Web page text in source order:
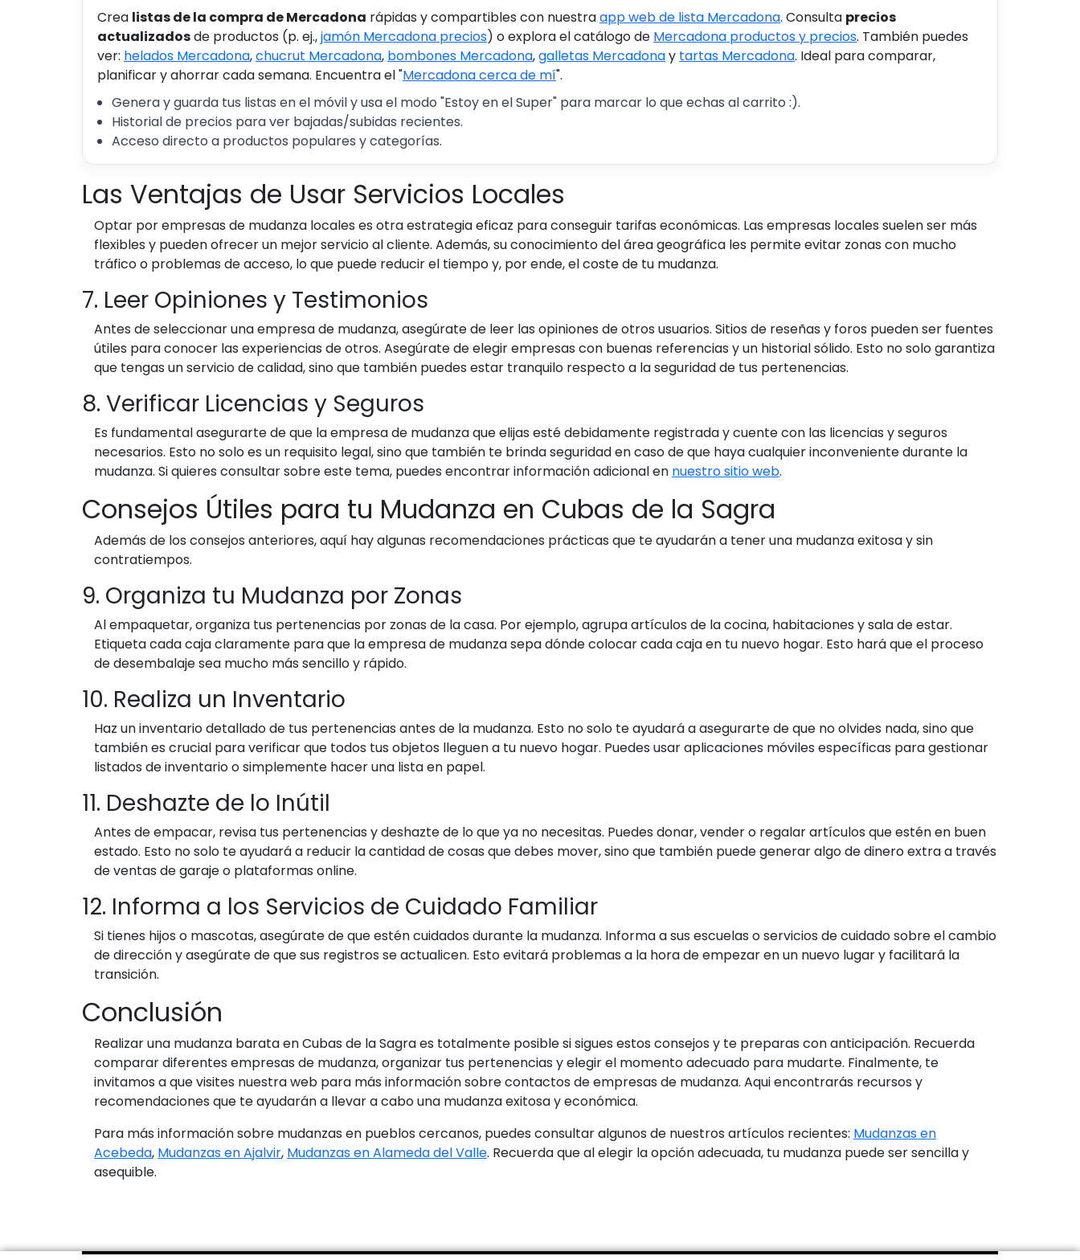
Crea listas de la compra de Mercadona rápidas y compartibles con nuestraapp web de lista Mercadona. Consulta precios
actualizadosde productos (p. ej.,jamón Mercadona precios) o explora el catálogo de Mercadona productos y precios. También puedes
ver: helados Mercadona,chucrut Mercadona, bombones Mercadona,galletas Mercadonay tartas Mercadona. Ideal para comparar,
planificar y ahorrar cada semana. Encuentra el "Mercadona cerca de mí".
Genera y guarda tus listas en el móvil y usa el modo "Estoy en el Super" para marcar lo que echas al carrito :).
Historial de precios para ver bajadas/subidas recientes.
Acceso directo a productos populares y categorías.
Las Ventajas de Usar Servicios Locales
Optar por empresas de mudanza locales es otra estrategia eficaz para conseguir tarifas económicas. Las empresas locales suelen ser más
flexibles y pueden ofrecer un mejor servicio al cliente. Además, su conocimiento del área geográfica les permite evitar zonas con mucho
tráfico o problemas de acceso, lo que puede reducir el tiempo y, por ende, el coste de tu mudanza.
7. Leer Opiniones y Testimonios
Antes de seleccionar una empresa de mudanza, asegúrate de leer las opiniones de otros usuarios. Sitios de reseñas y foros pueden ser fuentes
útiles para conocer las experiencias de otros. Asegúrate de elegir empresas con buenas referencias y un historial sólido. Esto no solo garantiza
que tengas un servicio de calidad, sino que también puedes estar tranquilo respecto a la seguridad de tus pertenencias.
8. Verificar Licencias y Seguros
Es fundamental asegurarte de que la empresa de mudanza que elijas esté debidamente registrada y cuente con las licencias y seguros
necesarios. Esto no solo es un requisito legal, sino que también te brinda seguridad en caso de que haya cualquier inconveniente durante la
mudanza. Si quieres consultar sobre este tema, puedes encontrar información adicional en nuestro sitio web.
Consejos Útiles para tu Mudanza en Cubas de la Sagra
Además de los consejos anteriores, aquí hay algunas recomendaciones prácticas que te ayudarán a tener una mudanza exitosa y sin
contratiempos.
9. Organiza tu Mudanza por Zonas
Al empaquetar, organiza tus pertenencias por zonas de la casa. Por ejemplo, agrupa artículos de la cocina, habitaciones y sala de estar.
Etiqueta cada caja claramente para que la empresa de mudanza sepa dónde colocar cada caja en tu nuevo hogar. Esto hará que el proceso
de desembalaje sea mucho más sencillo y rápido.
10. Realiza un Inventario
Haz un inventario detallado de tus pertenencias antes de la mudanza. Esto no solo te ayudará a asegurarte de que no olvides nada, sino que
también es crucial para verificar que todos tus objetos lleguen a tu nuevo hogar. Puedes usar aplicaciones móviles específicas para gestionar
listados de inventario o simplemente hacer una lista en papel.
11. Deshazte de lo Inútil
Antes de empacar, revisa tus pertenencias y deshazte de lo que ya no necesitas. Puedes donar, vender o regalar artículos que estén en buen
estado. Esto no solo te ayudará a reducir la cantidad de cosas que debes mover, sino que también puede generar algo de dinero extra a través
de ventas de garaje o plataformas online.
12. Informa a los Servicios de Cuidado Familiar
Si tienes hijos o mascotas, asegúrate de que estén cuidados durante la mudanza. Informa a sus escuelas o servicios de cuidado sobre el cambio
de dirección y asegúrate de que sus registros se actualicen. Esto evitará problemas a la hora de empezar en un nuevo lugar y facilitará la
transición.
Conclusión
Realizar una mudanza barata en Cubas de la Sagra es totalmente posible si sigues estos consejos y te preparas con anticipación. Recuerda
comparar diferentes empresas de mudanza, organizar tus pertenencias y elegir el momento adecuado para mudarte. Finalmente, te
invitamos a que visites nuestra web para más información sobre contactos de empresas de mudanza. Aqui encontrarás recursos y
recomendaciones que te ayudarán a llevar a cabo una mudanza exitosa y económica.
Para más información sobre mudanzas en pueblos cercanos, puedes consultar algunos de nuestros artículos recientes: Mudanzas en
Acebeda, Mudanzas en Ajalvir, Mudanzas en Alameda del Valle. Recuerda que al elegir la opción adecuada, tu mudanza puede ser sencilla y
asequible.